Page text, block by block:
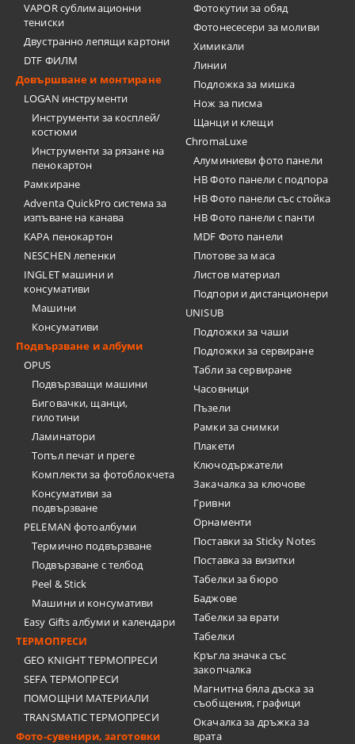
VAPOR сублимационни
тениски
Двустранно лепящи картони
DTF ФИЛМ
Довършване и монтиране
LOGAN инструменти
Инструменти за косплей/
костюми
Инструменти за рязане на
пенокартон
Рамкиране
Adventa QuickPro система за
изпъване на канава
KAPA пенокартон
NESCHEN лепенки
INGLET машини и
консумативи
Машини
Консумативи
Подвързване и албуми
OPUS
Подвързващи машини
Биговачки, щанци,
гилотини
Ламинатори
Топъл печат и преге
Комплекти за фотоблокчета
Консумативи за
подвързване
PELEMAN фотоалбуми
Термично подвързване
Подвързване с телбод
Peel & Stick
Машини и консумативи
Easy Gifts албуми и календари
ТЕРМОПРЕСИ
GEO KNIGHT ТЕРМОПРЕСИ
SEFA ТЕРМОПРЕСИ
ПОМОЩНИ МАТЕРИАЛИ
TRANSMATIC ТЕРМОПРЕСИ
Фото-сувенири, заготовки
Фотокутии за обяд
Фотонесесери за моливи
Химикали
Линии
Подложка за мишка
Нож за писма
Щанци и клещи
ChromaLuxe
Алуминиеви фото панели
HB Фото панели с подпора
HB Фото панели със стойка
HB Фото панели с панти
MDF Фото панели
Плотове за маса
Листов материал
Подпори и дистанционери
UNISUB
Подложки за чаши
Подложки за сервиране
Табли за сервиране
Часовници
Пъзели
Рамки за снимки
Плакети
Ключодържатели
Закачалка за ключове
Гривни
Орнаменти
Поставки за Sticky Notes
Поставка за визитки
Tабелки за бюро
Баджове
Табелки за врати
Табелки
Кръгла значка със
закопчалка
Магнитна бяла дъска за
съобщения, графици
Окачалка за дръжка за
врата